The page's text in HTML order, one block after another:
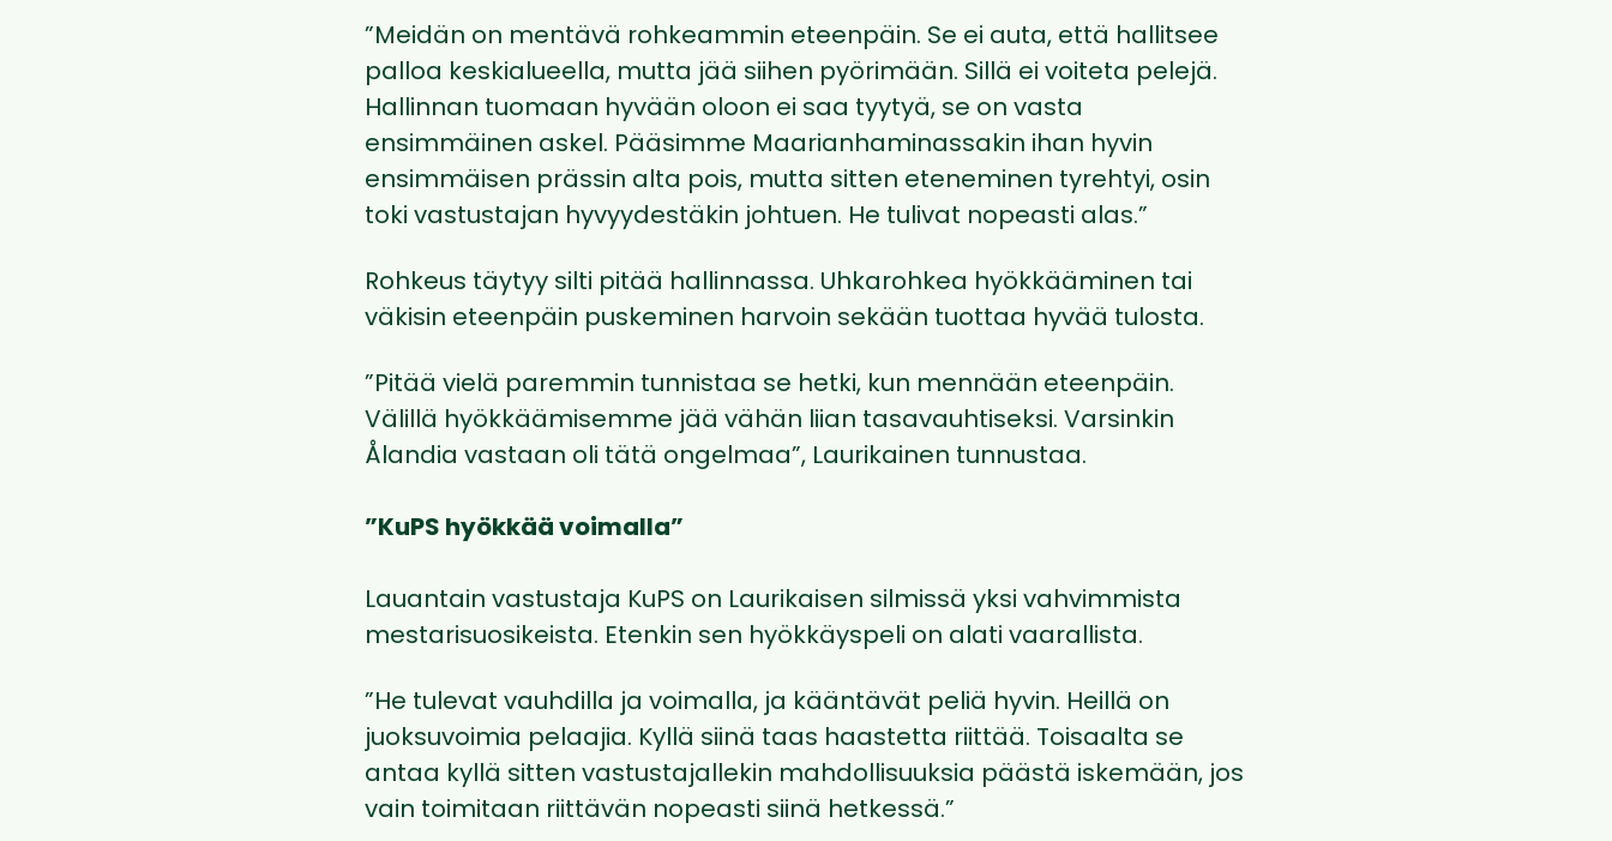
”Meidän on mentävä rohkeammin eteenpäin. Se ei auta, että hallitsee
palloa keskialueella, mutta jää siihen pyörimään. Sillä ei voiteta pelejä.
Hallinnan tuomaan hyvään oloon ei saa tyytyä, se on vasta
ensimmäinen askel. Pääsimme Maarianhaminassakin ihan hyvin
ensimmäisen prässin alta pois, mutta sitten eteneminen tyrehtyi, osin
toki vastustajan hyvyydestäkin johtuen. He tulivat nopeasti alas.”
Rohkeus täytyy silti pitää hallinnassa. Uhkarohkea hyökkääminen tai
väkisin eteenpäin puskeminen harvoin sekään tuottaa hyvää tulosta.
”Pitää vielä paremmin tunnistaa se hetki, kun mennään eteenpäin.
Välillä hyökkäämisemme jää vähän liian tasavauhtiseksi. Varsinkin
Ålandia vastaan oli tätä ongelmaa”, Laurikainen tunnustaa.
”KuPS hyökkää voimalla”
Lauantain vastustaja KuPS on Laurikaisen silmissä yksi vahvimmista
mestarisuosikeista. Etenkin sen hyökkäyspeli on alati vaarallista.
”He tulevat vauhdilla ja voimalla, ja kääntävät peliä hyvin. Heillä on
juoksuvoimia pelaajia. Kyllä siinä taas haastetta riittää. Toisaalta se
antaa kyllä sitten vastustajallekin mahdollisuuksia päästä iskemään, jos
vain toimitaan riittävän nopeasti siinä hetkessä.”